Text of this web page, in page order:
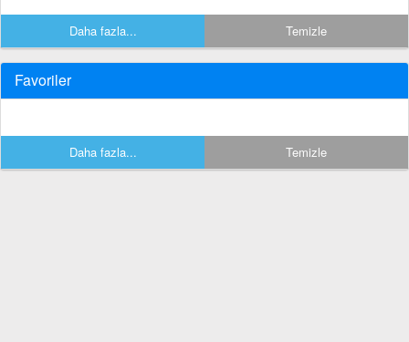
Daha fazla... Temizle
Favoriler
Daha fazla... Temizle